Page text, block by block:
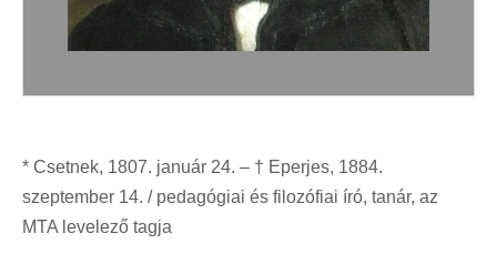
* Csetnek, 1807. január 24. – † Eperjes, 1884.
szeptember 14. / pedagógiai és filozófiai író, tanár, az
MTA levelező tagja